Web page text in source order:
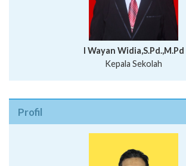
I Wayan Widia,S.Pd.,M.Pd
Kepala Sekolah
Profil